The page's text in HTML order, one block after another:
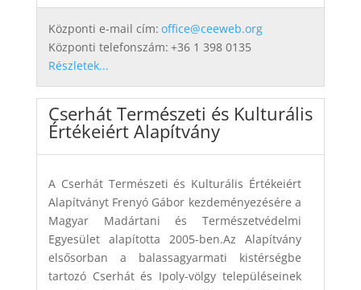
Központi e-mail cím: office@ceeweb.org
Központi telefonszám: +36 1 398 0135
Részletek...
Cserhát Természeti és Kulturális
Értékeiért Alapítvány
A Cserhát Természeti és Kulturális Értékeiért
Alapítványt Frenyó Gábor kezdeményezésére a
Magyar Madártani és Természetvédelmi
Egyesület alapította 2005-ben.Az Alapítvány
elsősorban a balassagyarmati kistérségbe
tartozó Cserhát és Ipoly-völgy településeinek